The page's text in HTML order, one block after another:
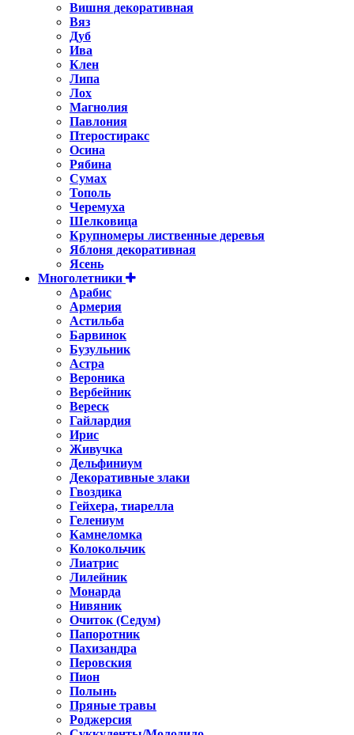
Вишня декоративная
Вяз
Дуб
Ива
Клен
Липа
Лох
Магнолия
Павлония
Птеростиракс
Осина
Рябина
Сумах
Тополь
Черемуха
Шелковица
Крупномеры лиственные деревья
Яблоня декоративная
Ясень
Многолетники
Арабис
Армерия
Астильбa
Барвинок
Бузульник
Астра
Вероника
Вербейник
Вереск
Гайлардия
Ирис
Живучка
Дельфиниум
Декоративные злаки
Гвоздика
Гейхера, тиарелла
Гелениум
Камнеломка
Колокольчик
Лиатрис
Лилейник
Монарда
Нивяник
Очиток (Седум)
Папоротник
Пахизандра
Перовския
Пион
Полынь
Пряные травы
Роджерсия